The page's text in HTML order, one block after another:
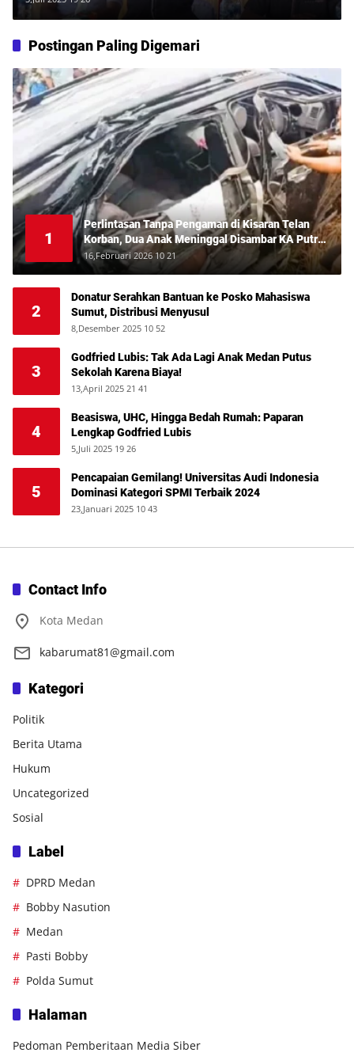
Postingan Paling Digemari
1
Perlintasan Tanpa Pengaman di Kisaran Telan
Korban, Dua Anak Meninggal Disambar KA Putri
Deli
16,Februari 2026 10 21
2
Donatur Serahkan Bantuan ke Posko Mahasiswa
Sumut, Distribusi Menyusul
8,Desember 2025 10 52
3
Godfried Lubis: Tak Ada Lagi Anak Medan Putus
Sekolah Karena Biaya!
13,April 2025 21 41
4
Beasiswa, UHC, Hingga Bedah Rumah: Paparan
Lengkap Godfried Lubis
5,Juli 2025 19 26
5
Pencapaian Gemilang! Universitas Audi Indonesia
Dominasi Kategori SPMI Terbaik 2024
23,Januari 2025 10 43
Contact Info
Kota Medan
kabarumat81@gmail.com
Kategori
Politik
Berita Utama
Hukum
Uncategorized
Sosial
Label
DPRD Medan
Bobby Nasution
Medan
Pasti Bobby
Polda Sumut
Halaman
Pedoman Pemberitaan Media Siber